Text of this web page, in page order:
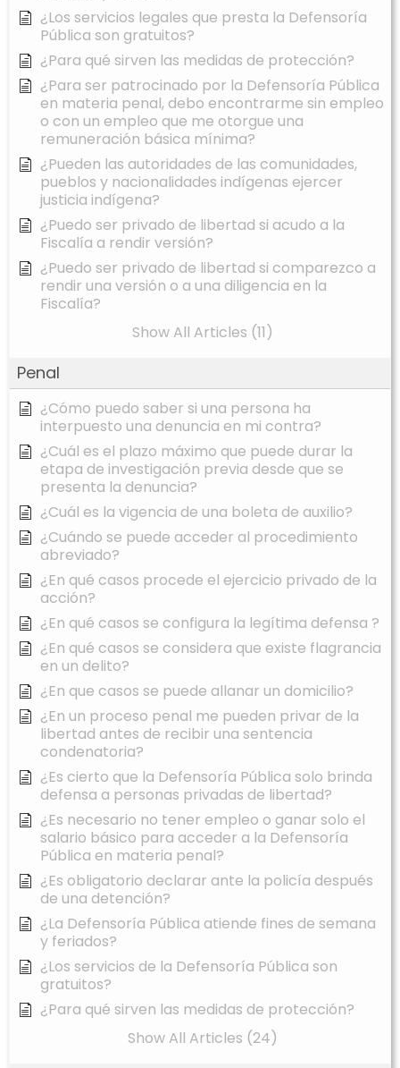
¿Los servicios legales que presta la Defensoría
Pública son gratuitos?
¿Para qué sirven las medidas de protección?
¿Para ser patrocinado por la Defensoría Pública
en materia penal, debo encontrarme sin empleo
o con un empleo que me otorgue una
remuneración básica mínima?
¿Pueden las autoridades de las comunidades,
pueblos y nacionalidades indígenas ejercer
justicia indígena?
¿Puedo ser privado de libertad si acudo a la
Fiscalía a rendir versión?
¿Puedo ser privado de libertad si comparezco a
rendir una versión o a una diligencia en la
Fiscalía?
Show All Articles (11)
Penal
¿Cómo puedo saber si una persona ha
interpuesto una denuncia en mi contra?
¿Cuál es el plazo máximo que puede durar la
etapa de investigación previa desde que se
presenta la denuncia?
¿Cuál es la vigencia de una boleta de auxilio?
¿Cuándo se puede acceder al procedimiento
abreviado?
¿En qué casos procede el ejercicio privado de la
acción?
¿En qué casos se configura la legítima defensa ?
¿En qué casos se considera que existe flagrancia
en un delito?
¿En que casos se puede allanar un domicilio?
¿En un proceso penal me pueden privar de la
libertad antes de recibir una sentencia
condenatoria?
¿Es cierto que la Defensoría Pública solo brinda
defensa a personas privadas de libertad?
¿Es necesario no tener empleo o ganar solo el
salario básico para acceder a la Defensoría
Pública en materia penal?
¿Es obligatorio declarar ante la policía después
de una detención?
¿La Defensoría Pública atiende fines de semana
y feriados?
¿Los servicios de la Defensoría Pública son
gratuitos?
¿Para qué sirven las medidas de protección?
Show All Articles (24)